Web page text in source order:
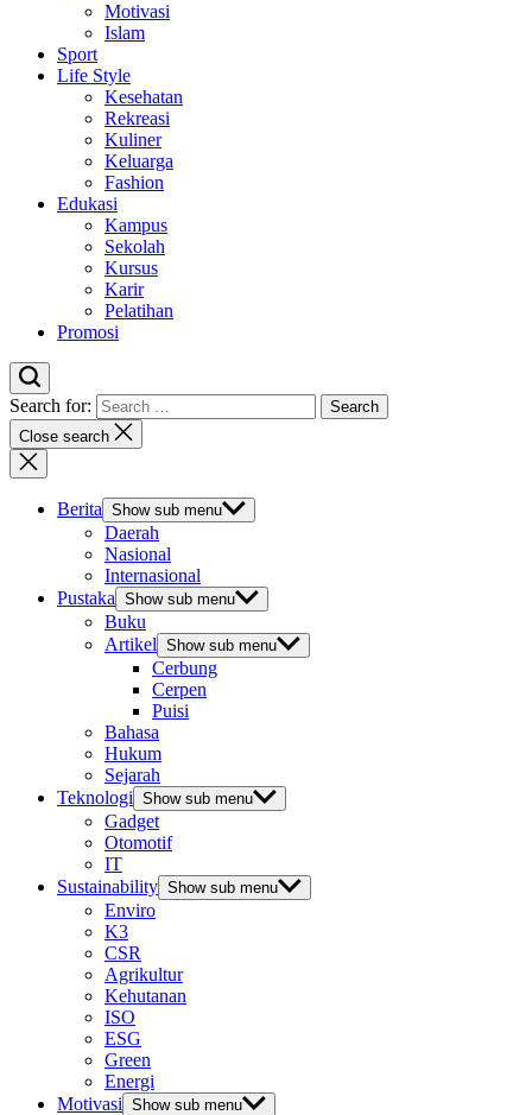
Motivasi
Islam
Sport
Life Style
Kesehatan
Rekreasi
Kuliner
Keluarga
Fashion
Edukasi
Kampus
Sekolah
Kursus
Karir
Pelatihan
Promosi
Search for:
Close search
Berita Show sub menu
Daerah
Nasional
Internasional
Pustaka Show sub menu
Buku
Artikel Show sub menu
Cerbung
Cerpen
Puisi
Bahasa
Hukum
Sejarah
Teknologi Show sub menu
Gadget
Otomotif
IT
Sustainability Show sub menu
Enviro
K3
CSR
Agrikultur
Kehutanan
ISO
ESG
Green
Energi
Motivasi Show sub menu